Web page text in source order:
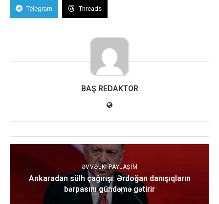
Telegram Threads
BAŞ REDAKTOR
ƏVVƏLKI PAYLAŞIM
Ankaradan sülh çağırışı: Ərdoğan danışıqların
bərpasını gündəmə gətirir